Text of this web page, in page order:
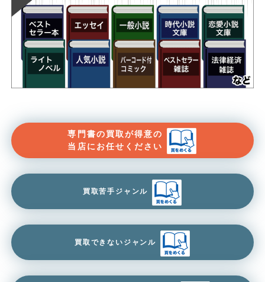
専門書の買取が得意の
当店にお任せください
買取苦手ジャンル
買取できないジャンル